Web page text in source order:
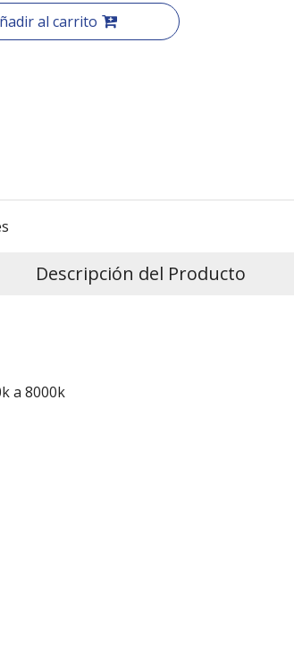
al carrito
Descripción del Producto
a 8000k